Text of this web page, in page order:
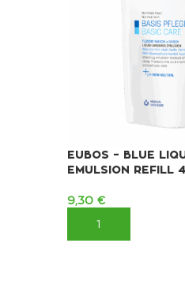
EUBOS – BLUE
EMULSION REFILL
9,30 €
ΠΡΟΣΘΉΚΗ ΣΤΟ